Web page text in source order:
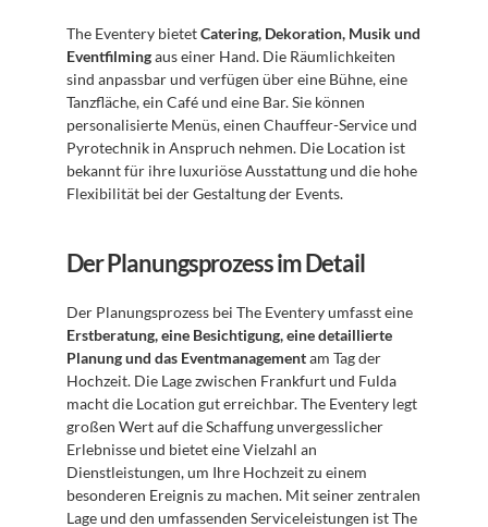
The Eventery bietet Catering, Dekoration, Musik und
Eventfilming aus einer Hand. Die Räumlichkeiten
sind anpassbar und verfügen über eine Bühne, eine
Tanzfläche, ein Café und eine Bar. Sie können
personalisierte Menüs, einen Chauffeur-Service und
Pyrotechnik in Anspruch nehmen. Die Location ist
bekannt für ihre luxuriöse Ausstattung und die hohe
Flexibilität bei der Gestaltung der Events.
Der Planungsprozess im Detail
Erstberatung, eine Besichtigung, eine detaillierte
Planung und das Eventmanagement am Tag der
Hochzeit. Die Lage zwischen Frankfurt und Fulda
macht die Location gut erreichbar. The Eventery legt
großen Wert auf die Schaffung unvergesslicher
Erlebnisse und bietet eine Vielzahl an
Dienstleistungen, um Ihre Hochzeit zu einem
besonderen Ereignis zu machen. Mit seiner zentralen
Lage und den umfassenden Serviceleistungen ist The